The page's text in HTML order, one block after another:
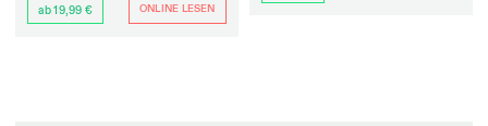
ab 19,99 € ONLINE LESEN